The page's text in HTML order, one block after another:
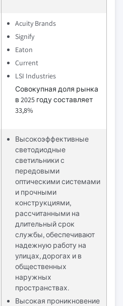
Acuity Brands
Signify
Eaton
Current
LSI Industries
Совокупная доля рынка
в 2025 году составляет
33,8%
Высокоэффективные
светодиодные
светильники с
передовыми
оптическими системами
и прочными
конструкциями,
рассчитанными на
длительный срок
службы, обеспечивают
надежную работу на
улицах, дорогах и в
общественных
наружных
пространствах.
Высокая проникновение